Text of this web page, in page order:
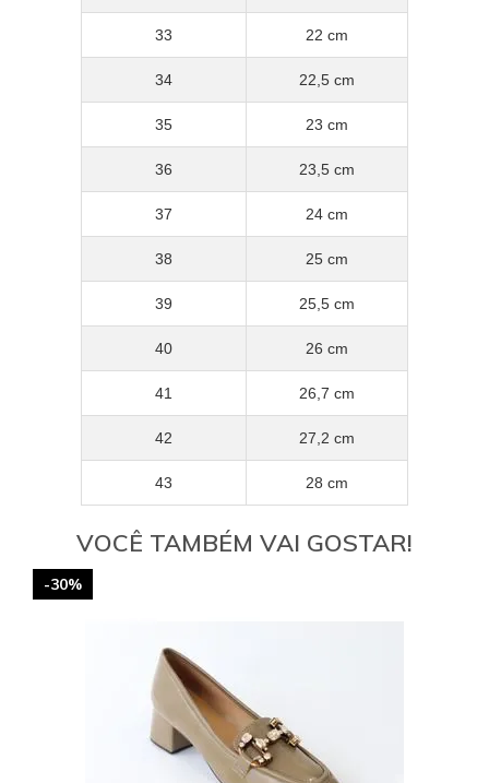
33 22 cm
34 22,5 cm
35 23 cm
36 23,5 cm
37 24 cm
38 25 cm
39 25,5 cm
40 26 cm
41 26,7 cm
42 27,2 cm
43 28 cm
VOCÊ TAMBÉM VAI GOSTAR!
-30%